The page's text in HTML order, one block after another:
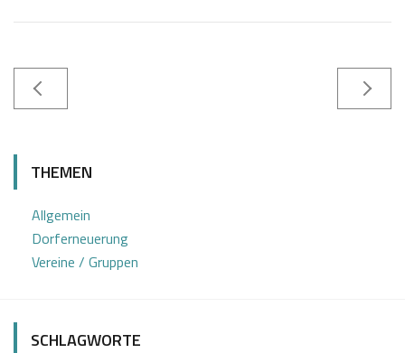
3
2
a
t
THEMEN
Allgemein
Dorferneuerung
Vereine / Gruppen
SCHLAGWORTE